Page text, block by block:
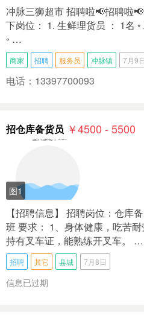
冲脉三狮超市 招聘啦📢招聘啦
下岗位： 1. 生鲜理货员 ： 1名
◦ …
商家 招聘 服务员 冲脉镇 7月9日
电话：13397700093
招仓库备货员 ￥4500 - 5500
图1
【招聘信息】 招聘岗位：仓库
班 要求： 1、身体健康，吃苦耐
持有叉车证，能熟练开叉车。 …
招聘 其它 县城 7月8日
信息已过期